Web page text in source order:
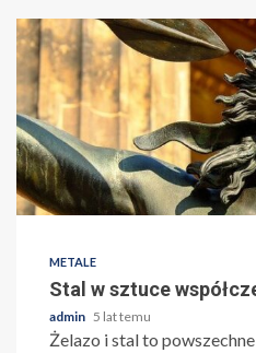
METALE
Stal w sztuce
admin 5 lat temu
Żelazo i stal to